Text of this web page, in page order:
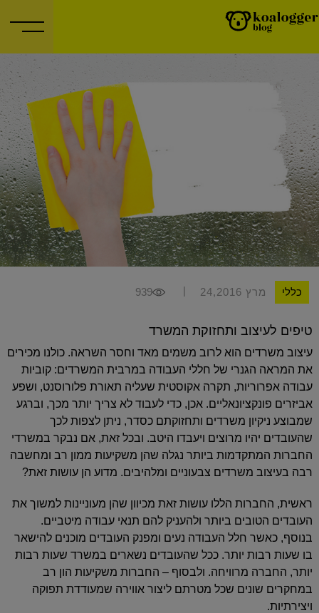
כללי מרץ 24,2016 |
939
טיפים לעיצוב ותחזוקת המשרד
עיצוב משרדים הוא לרוב משמים מאד וחסר השראה. כולנו מכירים
את המראה הגנרי של חללי העבודה במרבית המשרדים: קוביות
עבודה אפרוריות, תקרה אקוסטית שעליה תאורת פלורוסנט, ושפע
אביזרים פונקציונאליים. אכן, כדי לעבוד לא צריך יותר מכך, וברגע
שמבוצע ניקיון משרדים ותחזוקתם כסדר, ניתן לצפות לכך
שהעובדים יהיו מרוצים ויעבדו היטב. ובכל זאת, אם נבקר במשרדי
החברות המתקדמות ביותר נגלה שהן משקיעות ממון רב ומחשבה
רבה בעיצוב משרדים צבעוניים ומלהיבים. מדוע הן עושות זאת?
ראשית, החברות הללו עושות זאת מכיוון שהן מעוניינות למשוך את
העובדים הטובים ביותר ולהעניק להם תנאי עבודה מיטביים.
בנוסף, כאשר חלל העבודה נעים ומפנק העובדים מוכנים להישאר
בו שעות רבות יותר. ככל שהעובדים נשארים במשרד שעות רבות
יותר, החברה מרוויחה. ולבסוף – החברות משקיעות הון רב
במחקרים שונים שכל מטרתם ליצור אווירה שמעודדת תפוקה
ויצירתיות.